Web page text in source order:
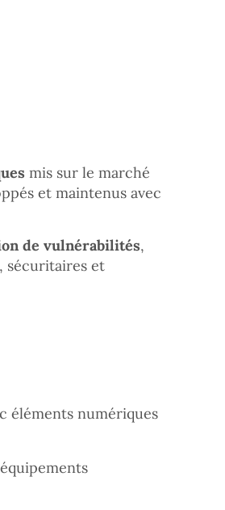
mis sur le marché
et maintenus avec
de vulnérabilités,
sécuritaires et
éléments numériques